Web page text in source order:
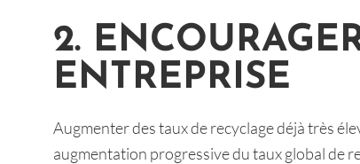
2.
ENTREPRISE
Augmenter des taux de recyclage déjà très
augmentation progressive du taux global de